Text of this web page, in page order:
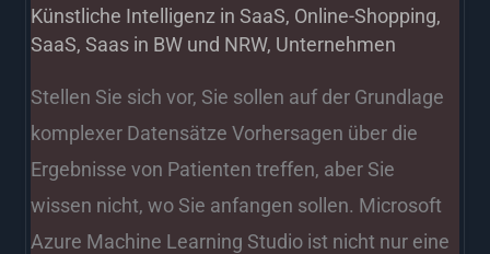
Künstliche Intelligenz in SaaS, Online-Shopping,
SaaS,Saas in BW und NRW, Unternehmen
Stellen Sie sich vor, Sie sollen auf der Grundlage
komplexer Datensätze Vorhersagen über die
Ergebnisse von Patienten treffen, aber Sie
wissen nicht, wo Sie anfangen sollen. Microsoft
Azure Machine Learning Studio ist nicht nur eine